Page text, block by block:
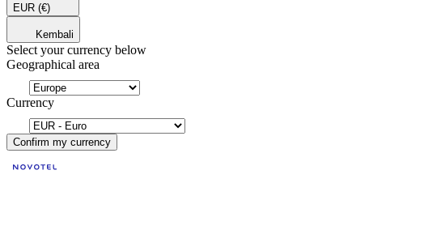
EUR (€)
Kembali
Select your currency below
Geographical area
Currency
Confirm my currency